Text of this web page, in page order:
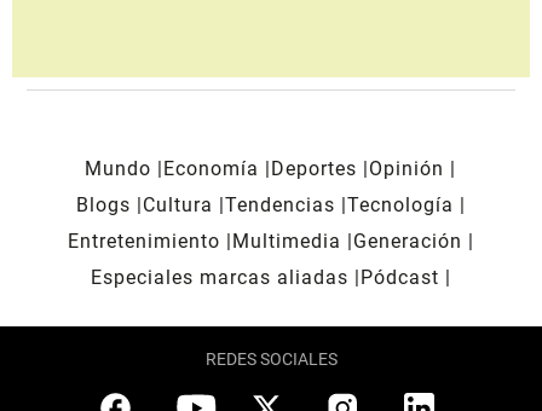
Mundo Economía Deportes
Opinión
Blogs
Cultura Tendencias Tecnología
Entretenimiento
Multimedia
Generación
Especiales marcas aliadas
Pódcast
REDES SOCIALES